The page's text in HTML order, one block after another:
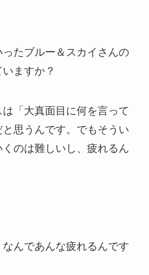
たブルー＆スカイさんの
ますか？
「大真面目に何を言って
思うんです。でもそうい
のは難しいし、疲れるん
んであんな疲れるんです